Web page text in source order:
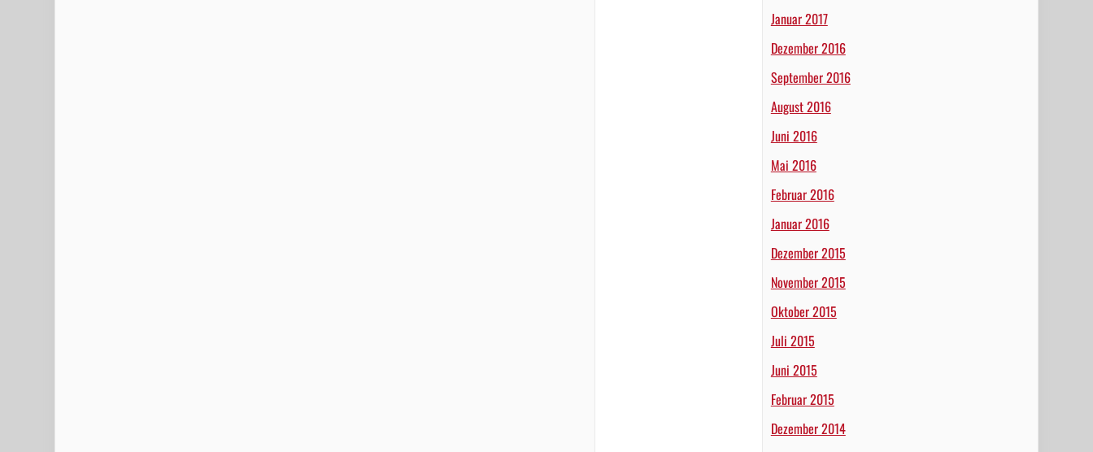
Januar 2017
Dezember 2016
September 2016
August 2016
Juni 2016
Mai 2016
Februar 2016
Januar 2016
Dezember 2015
November 2015
Oktober 2015
Juli 2015
Juni 2015
Februar 2015
Dezember 2014